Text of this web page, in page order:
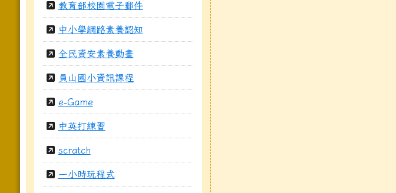
教育部校園電子郵件
中小學網路素養認知
全民資安素養動畫
員山國小資訊課程
e-Game
中英打練習
scratch
一小時玩程式